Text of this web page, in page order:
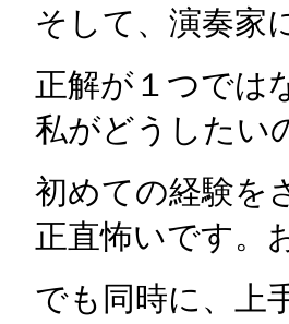
そして、演奏家
正解が１つでは
私がどうしたい
初めての経験を
正直怖いです。
でも同時に、上